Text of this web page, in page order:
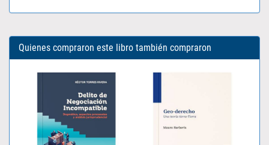
Quienes compraron este libro también compraron